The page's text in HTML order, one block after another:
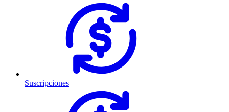
Suscripciones